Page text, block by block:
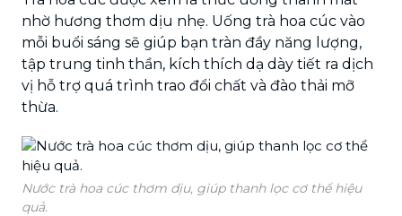
nhờ hương thơm dịu nhẹ. Uống trà hoa cúc vào
mỗi buổi sáng sẽ giúp bạn tràn đầy năng lượng,
tập trung tinh thần, kích thích dạ dày tiết ra dịch
vị hỗ trợ quá trình trao đổi chất và đào thải mỡ
thừa.
Nước trà hoa cúc thơm dịu, giúp thanh lọc cơ thể hiệu
quả.